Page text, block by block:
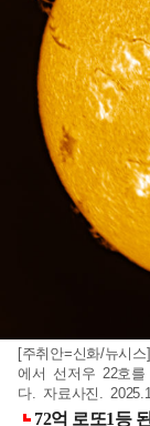
[주취안=신화/뉴시
에서 선저우 22호
다. 자료사진.